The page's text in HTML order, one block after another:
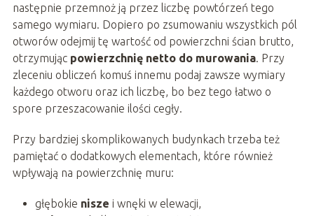
następnie przemnoż ją przez liczbę powtórzeń tego
samego wymiaru. Dopiero po zsumowaniu wszystkich pól
otworów odejmij tę wartość od powierzchni ścian brutto,
otrzymując powierzchnię netto do murowania. Przy
zleceniu obliczeń komuś innemu podaj zawsze wymiary
każdego otworu oraz ich liczbę, bo bez tego łatwo o
spore przeszacowanie ilości cegły.
Przy bardziej skomplikowanych budynkach trzeba też
pamiętać o dodatkowych elementach, które również
wpływają na powierzchnię muru:
głębokie nisze i wnęki w elewacji,